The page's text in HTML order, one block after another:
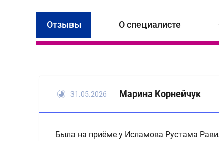
Отзывы О специалисте
31.05.2026 Марина Корнейчук
Была на приёме у Исламова Рустама